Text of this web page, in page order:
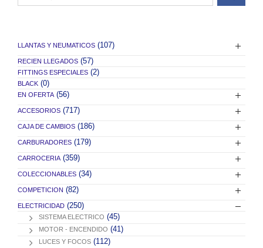
LLANTAS Y NEUMATICOS (107)
RECIEN LLEGADOS (57)
FITTINGS ESPECIALES (2)
BLACK (0)
EN OFERTA (56)
ACCESORIOS (717)
CAJA DE CAMBIOS (186)
CARBURADORES (179)
CARROCERIA (359)
COLECCIONABLES (34)
COMPETICION (82)
ELECTRICIDAD (250)
SISTEMA ELECTRICO (45)
MOTOR - ENCENDIDO (41)
LUCES Y FOCOS (112)